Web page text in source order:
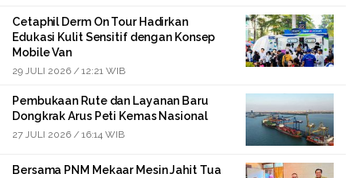
Cetaphil Derm On Tour Hadirkan
Edukasi Kulit Sensitif dengan Konsep
Mobile Van
29 JULI 2026 / 12:21 WIB
Pembukaan Rute dan Layanan Baru
Dongkrak Arus Peti Kemas Nasional
27 JULI 2026 / 16:14 WIB
Bersama PNM Mekaar Mesin Jahit Tua